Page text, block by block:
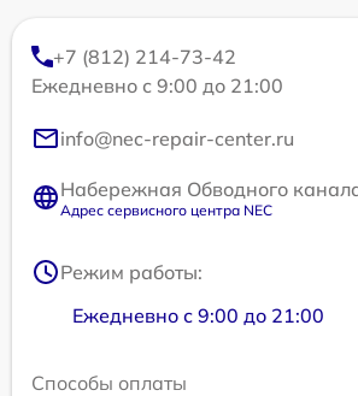
+7 (812) 214-73-42
Ежедневно с 9:00 до 21:00
info@nec-repair-center.ru
Набережная Обводного
Адрес сервисного центра NEC
Режим работы:
Ежедневно с 9:00 до 21:00
Способы оплаты